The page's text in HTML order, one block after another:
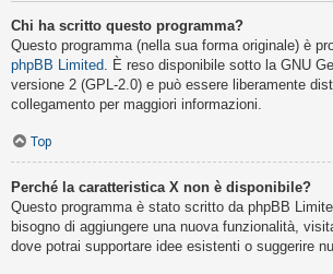
Chi ha scritto questo programma?
Questo programma (nella sua forma originale) è
phpBB Limited. È reso disponibile sotto la GNU
versione 2 (GPL-2.0) e può essere liberamente
collegamento per maggiori informazioni.
Top
Perché la caratteristica X non è disponibile?
Questo programma è stato scritto da phpBB
bisogno di aggiungere una nuova funzionalità,
dove potrai supportare idee esistenti o suggerire